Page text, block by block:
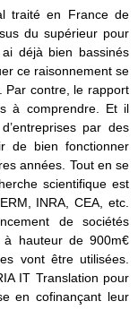
traité en France de
du supérieur pour
déjà bien bassinés
ce raisonnement se
Par contre, le rapport
à comprendre. Et il
par des
de bien fonctionner
années. Tout en se
scientifique est
INRA, CEA, etc.
de sociétés
à hauteur de 900m€
vont être utilisées.
IT Translation pour
en cofinançant leur